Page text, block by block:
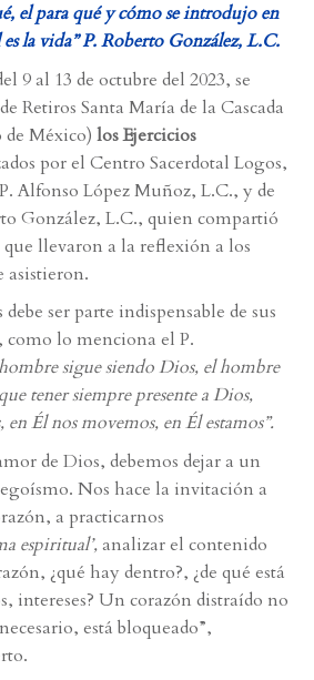
el para qué y cómo se introdujo en
es la vida” P. Roberto González, L.C.
9 al 13 de octubre del 2023, se
Retiros Santa María de la Cascada
de México) los Ejercicios
por el Centro Sacerdotal Logos,
Alfonso López Muñoz, L.C., y de
González, L.C., quien compartió
llevaron a la reflexión a los
asistieron.
ser parte indispensable de sus
como lo menciona el P.
sigue siendo Dios, el hombre
tener siempre presente a Dios,
Él nos movemos, en Él estamos”.
de Dios, debemos dejar a un
Nos hace la invitación a
a practicarnos
espiritual’,analizar el contenido
¿qué hay dentro?, ¿de qué está
intereses? Un corazón distraído no
está bloqueado”,